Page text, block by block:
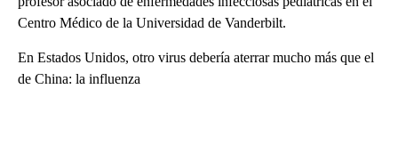
Centro Médico de la Universidad de Vanderbilt.
En Estados Unidos, otro virus debería aterrar mucho más que el
de China: la influenza